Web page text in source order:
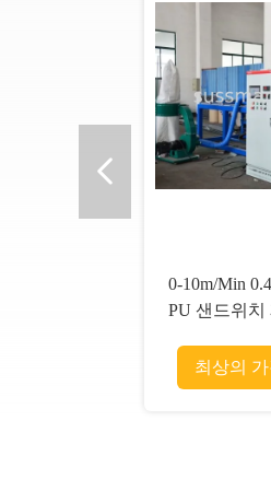
7.5KW 연
PU 샌드위치
최상의